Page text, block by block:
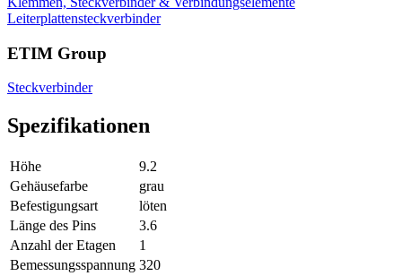
Leiterplattensteckverbinder
ETIM Group
Steckverbinder
Spezifikationen
Höhe
9.2
Gehäusefarbe
grau
Befestigungsart
löten
Länge des Pins
3.6
Anzahl der Etagen
1
Bemessungsspannung 320